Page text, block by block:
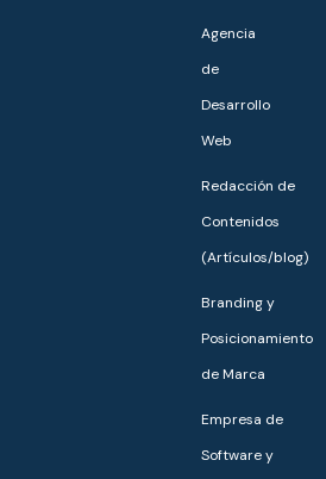
Agencia
de
Desarrollo
Web
Redacción de
Contenidos
(Artículos/blog)
Branding y
Posicionamiento
de Marca
Empresa de
Software y